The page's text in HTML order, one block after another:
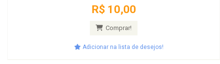
R$ 10,00
Comprar!
Adicionar na lista de desejos!